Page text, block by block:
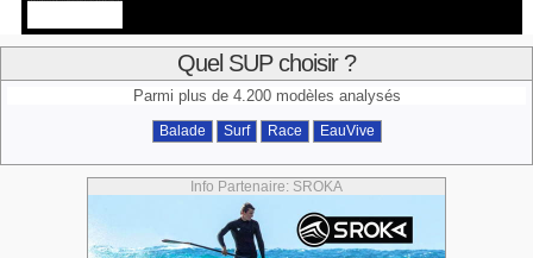
Quel SUP choisir ?
Parmi plus de 4.200 modèles analysés
Balade Surf Race EauVive
Info Partenaire: SROKA